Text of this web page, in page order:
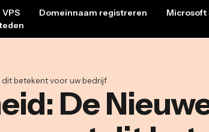
Domeinnaam registreren
Microsoft
dit betekent voor uw bedrijf
De